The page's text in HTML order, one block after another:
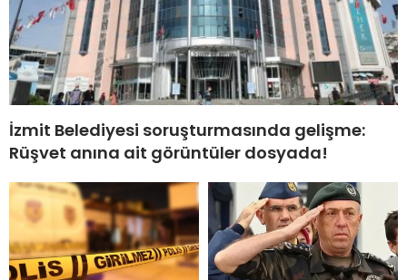
İzmit Belediyesi soruşturmasında gelişme:
Rüşvet anına ait görüntüler dosyada!